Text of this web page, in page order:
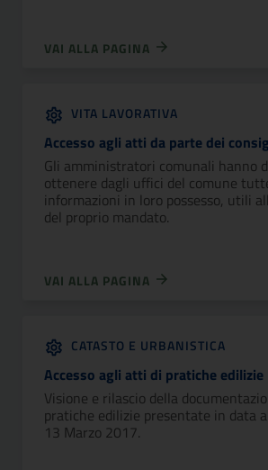
VAI ALLA PAGINA
VITA LAVORATIVA
Accesso agli atti da parte dei
Gli amministratori comunali hanno
ottenere dagli uffici del comune
informazioni in loro possesso, utili
del proprio mandato.
VAI ALLA PAGINA
CATASTO E URBANISTICA
Accesso agli atti di pratiche edilizie
Visione e rilascio della
pratiche edilizie presentate in data
13 Marzo 2017.